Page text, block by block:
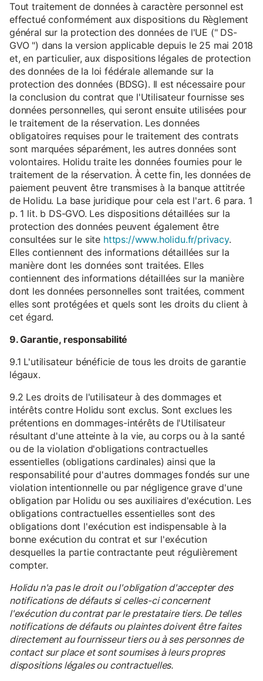
Tout traitement de données à caractère personnel est
effectué conformément aux dispositions du Règlement
général sur la protection des données de l'UE (" DS-
GVO ") dans la version applicable depuis le 25 mai 2018
et, en particulier, aux dispositions légales de protection
des données de la loi fédérale allemande sur la
protection des données (BDSG). Il est nécessaire pour
la conclusion du contrat que l'Utilisateur fournisse ses
données personnelles, qui seront ensuite utilisées pour
le traitement de la réservation. Les données
obligatoires requises pour le traitement des contrats
sont marquées séparément, les autres données sont
volontaires. Holidu traite les données fournies pour le
traitement de la réservation. À cette fin, les données de
paiement peuvent être transmises à la banque attitrée
de Holidu. La base juridique pour cela est l'art. 6 para. 1
p. 1 lit. b DS-GVO. Les dispositions détaillées sur la
protection des données peuvent également être
consultées sur le site https://www.holidu.fr/privacy.
Elles contiennent des informations détaillées sur la
manière dont les données sont traitées. Elles
contiennent des informations détaillées sur la manière
dont les données personnelles sont traitées, comment
elles sont protégées et quels sont les droits du client à
cet égard.
9. Garantie, responsabilité
9.1 L'utilisateur bénéficie de tous les droits de garantie
légaux.
9.2 Les droits de l'utilisateur à des dommages et
intérêts contre Holidu sont exclus. Sont exclues les
prétentions en dommages-intérêts de l'Utilisateur
résultant d'une atteinte à la vie, au corps ou à la santé
ou de la violation d'obligations contractuelles
essentielles (obligations cardinales) ainsi que la
responsabilité pour d'autres dommages fondés sur une
violation intentionnelle ou par négligence grave d'une
obligation par Holidu ou ses auxiliaires d'exécution. Les
obligations contractuelles essentielles sont des
obligations dont l'exécution est indispensable à la
bonne exécution du contrat et sur l'exécution
desquelles la partie contractante peut régulièrement
compter.
Holidu n'a pas le droit ou l'obligation d'accepter des
notifications de défauts si celles-ci concernent
l'exécution du contrat par le prestataire tiers. De telles
notifications de défauts ou plaintes doivent être faites
directement au fournisseur tiers ou à ses personnes de
contact sur place et sont soumises à leurs propres
dispositions légales ou contractuelles.